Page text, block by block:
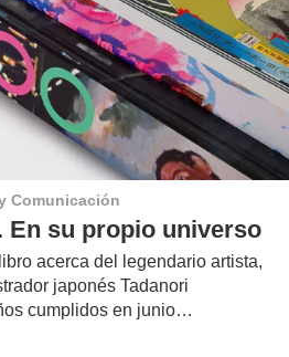
Comunicación
En su propio universo
acerca del legendario artista,
japonés Tadanori
cumplidos en junio…